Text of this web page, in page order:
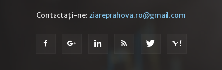
Contactați-ne: ziareprahova.ro@gmail.com